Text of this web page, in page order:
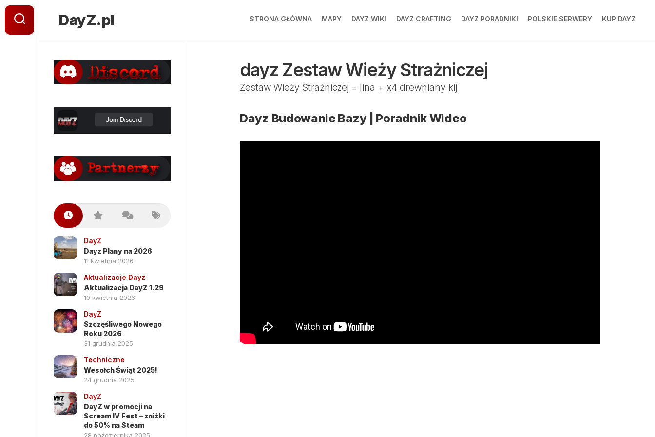
Skip
content
DayZ.pl STRONA GŁÓWNA MAPY
LIVONIA
BANOV
ESSEKER
NAMALSK
DAYZ WIKI DAYZ CRAFTING
PL
DAYZ
CRAFTING
DAYZ PORADNIKI POLSKIE SERWERY KUP DAYZ
dayz Zestaw Wieży Strażniczej
Zestaw Wieży Strażniczej = lina + x4 drewniany kij
Dayz Budowanie Bazy | Poradnik Wideo
DayZ
Dayz Plany na 2026
11 kwietnia 2026
Aktualizacje Dayz
Aktualizacja DayZ 1.29
10 kwietnia 2026
DayZ
Szczęśliwego Nowego
Roku 2026
31 grudnia 2025
Techniczne
Wesołch Świąt 2025!
24 grudnia 2025
DayZ
DayZ w promocji na
Scream IV Fest – zniżki
do 50% na Steam
28 października 2025